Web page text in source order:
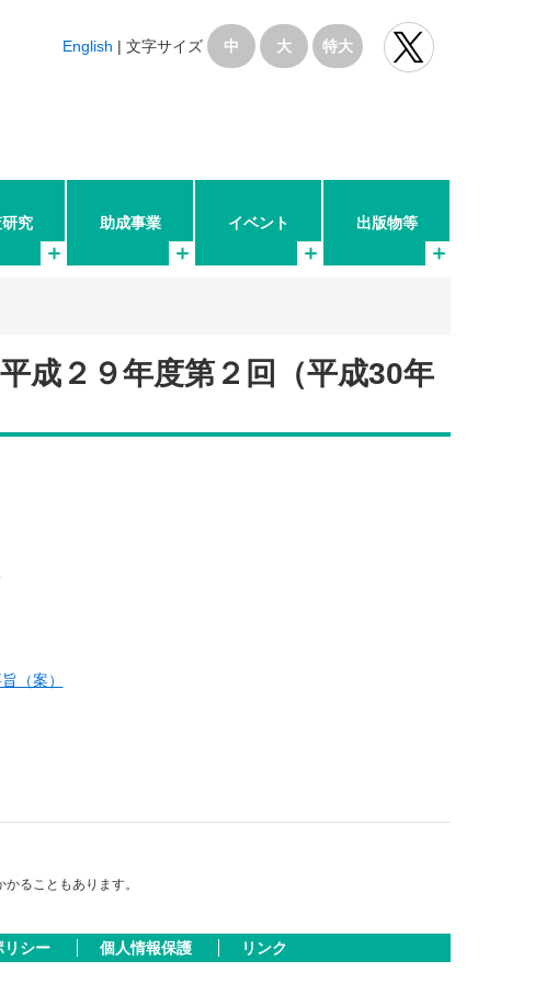
English | 文字サイズ 中 大 特大
究 助成事業 イベント 出版物等
成２９年度第２回（平成30年
（案）
ることもあります。
リシー 個人情報保護 リンク